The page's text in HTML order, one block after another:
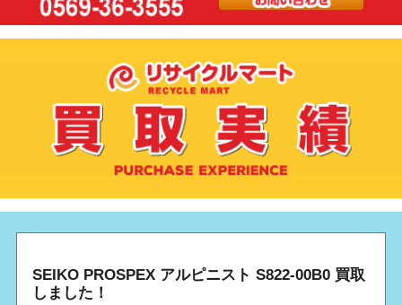
SEIKO PROSPEX アルピニスト S822-00B0 買取
しました！